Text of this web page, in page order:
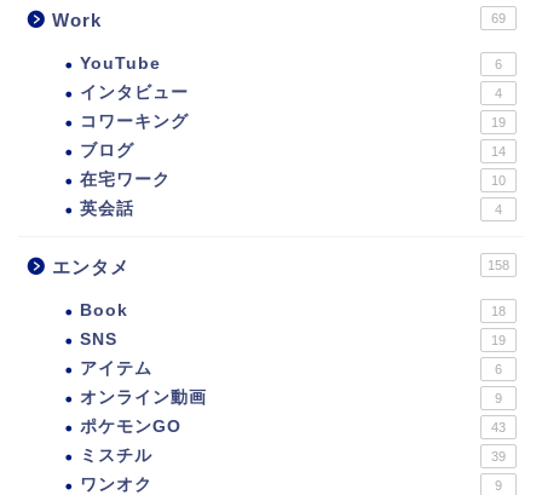
Work 69
YouTube 6
インタビュー 4
コワーキング 19
ブログ 14
在宅ワーク 10
英会話 4
エンタメ 158
Book 18
SNS 19
アイテム 6
オンライン動画 9
ポケモンGO 43
ミスチル 39
ワンオク 9